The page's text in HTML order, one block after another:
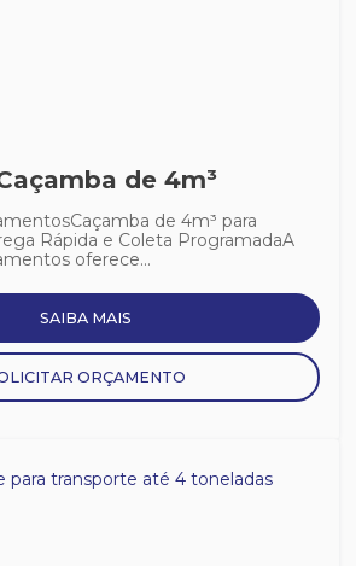
de 4m³
de 4m³ para
Rápida e Coleta ProgramadaA
oferece...
SAIBA MAIS
ORÇAMENTO